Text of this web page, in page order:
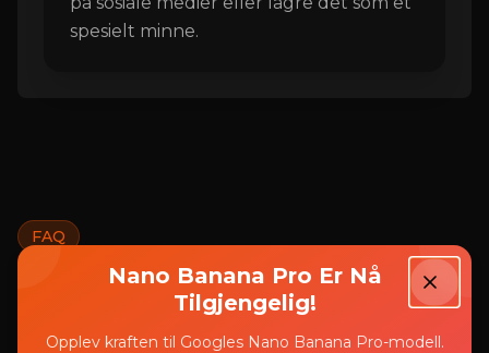
spesielt minne.
FAQ
Ofte stilte spørsmål om AI
Disney-plakat
Nano Banana Pro Er Nå
Tilgjengelig!
Opplev kraften til Googles Nano Banana Pro-modell.